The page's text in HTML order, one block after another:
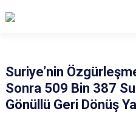
Suriye’nin
Sonra 509 Bin 387
Gönüllü Geri Dönüş